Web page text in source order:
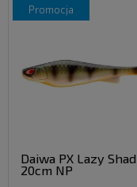
Daiwa PX Lazy Shad
20cm NP
promocja